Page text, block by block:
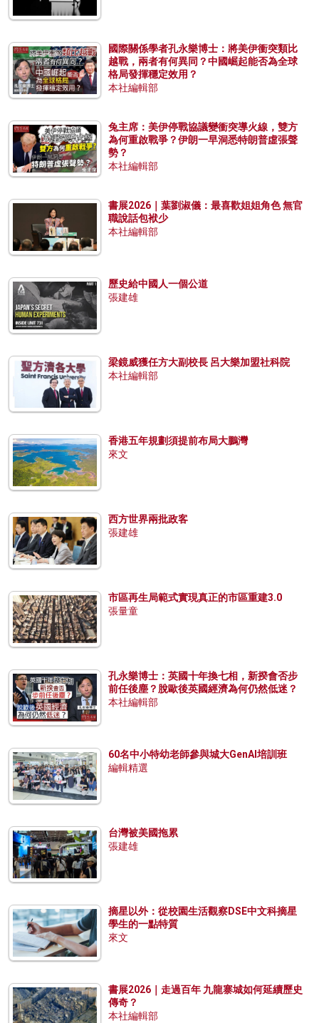
國際關係學者孔永樂博士：將美伊衝突類比
越戰，兩者有何異同？中國崛起能否為全球
格局發揮穩定效用？
本社編輯部
兔主席：美伊停戰協議變衝突導火線，雙方
為何重啟戰爭？伊朗一早洞悉特朗普虛張聲
勢？
本社編輯部
書展2026｜葉劉淑儀：最喜歡姐姐角色 無官
職說話包袱少
本社編輯部
歷史給中國人一個公道
張建雄
梁鏡威獲任方大副校長 呂大樂加盟社科院
本社編輯部
香港五年規劃須提前布局大鵬灣
來文
西方世界兩批政客
張建雄
市區再生局範式實現真正的市區重建3.0
張量童
孔永樂博士：英國十年換七相，新揆會否步
前任後塵？脫歐後英國經濟為何仍然低迷？
本社編輯部
60名中小特幼老師參與城大GenAI培訓班
編輯精選
台灣被美國拖累
張建雄
摘星以外：從校園生活觀察DSE中文科摘星
學生的一點特質
來文
書展2026｜走過百年 九龍寨城如何延續歷史
傳奇？
本社編輯部